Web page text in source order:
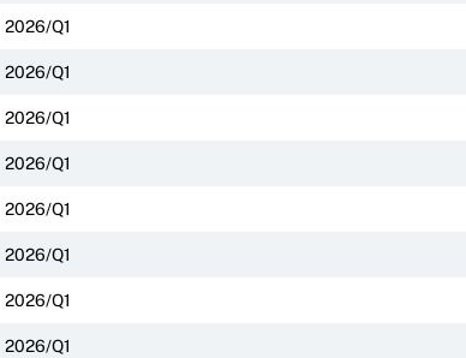
2026/Q1
2026/Q1
2026/Q1
2026/Q1
2026/Q1
2026/Q1
2026/Q1
2026/Q1